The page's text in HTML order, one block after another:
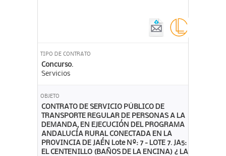
TIPO DE CONTRATO
Concurso.
Servicios
OBJETO
CONTRATO DE SERVICIO PÚBLICO DE
TRANSPORTE REGULAR DE PERSONAS A LA
DEMANDA, EN EJECUCIÓN DEL PROGRAMA
ANDALUCÍA RURAL CONECTADA EN LA
PROVINCIA DE JAÉN Lote Nº: 7 - LOTE 7. JA5:
EL CENTENILLO (BAÑOS DE LA ENCINA) ¿ LA